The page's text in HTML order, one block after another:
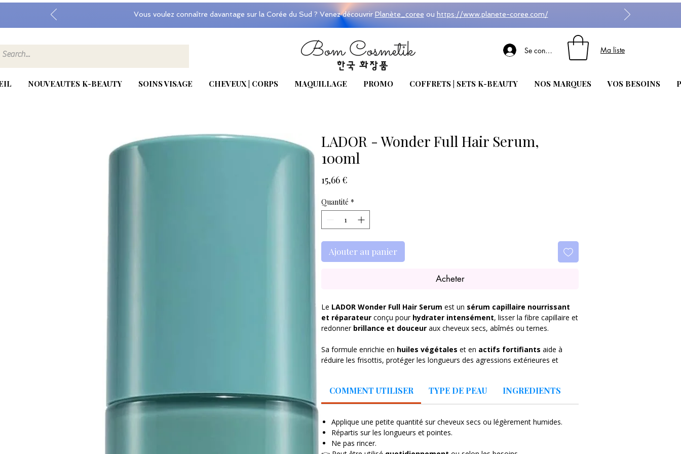
Vous voulez connaître davantage sur la Corée du Sud ? Venez découvrir Planète_coree ou https://www.planete-coree.com/
Se connecter Ma liste
NOUVEAUTES K-BEAUTY SOINS VISAGE CHEVEUX | CORPS MAQUILLAGE PROMO COFFRETS | SETS K-BEAUTY NOS MARQUES VOS BESOINS
LADOR - Wonder Full Hair Serum,
100ml
15,66 €
Quantité *
Ajouter au panier
Acheter
Le LADOR Wonder Full Hair Serum est un sérum capillaire nourrissant
et réparateur conçu pour hydrater intensément, lisser la fibre capillaire et
redonner brillance et douceur aux cheveux secs, abîmés ou ternes.
Sa formule enrichie en huiles végétales et en actifs fortifiants aide à
réduire les frisottis, protéger les longueurs des agressions extérieures et
✨ Bénéfices clés
✔ Répare et lisse la fibre capillaire
✔ Réduit les frisottis
✔ Apporte brillance et douceur
COMMENT UTILISER TYPE DE PEAU INGREDIENTS
Applique une petite quantité sur cheveux secs ou légèrement humides.
Répartis sur les longueurs et pointes.
Ne pas rincer.